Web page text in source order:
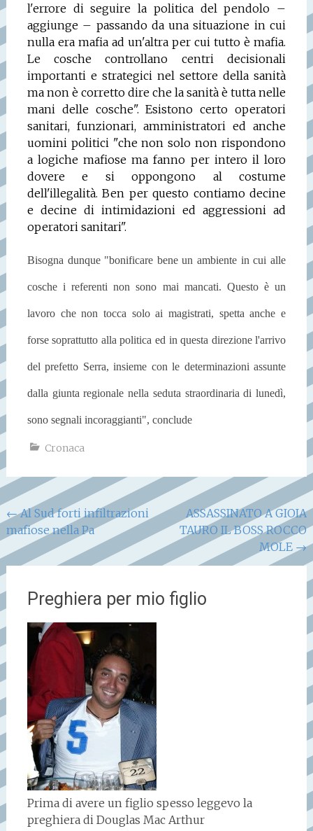
l'errore di seguire la politica del pendolo –
aggiunge – passando da una situazione in cui
nulla era mafia ad un'altra per cui tutto è mafia.
Le cosche controllano centri decisionali
importanti e strategici nel settore della sanità
ma non è corretto dire che la sanità è tutta nelle
mani delle cosche". Esistono certo operatori
sanitari, funzionari, amministratori ed anche
uomini politici "che non solo non rispondono
a logiche mafiose ma fanno per intero il loro
dovere e si oppongono al costume
dell'illegalità. Ben per questo contiamo decine
e decine di intimidazioni ed aggressioni ad
operatori sanitari".
Bisogna dunque "bonificare bene un ambiente in cui alle
cosche i referenti non sono mai mancati. Questo è un
lavoro che non tocca solo ai magistrati, spetta anche e
forse soprattutto alla politica ed in questa direzione l'arrivo
del prefetto Serra, insieme con le determinazioni assunte
dalla giunta regionale nella seduta straordinaria di lunedì,
sono segnali incoraggianti", conclude
Cronaca
Navigazione
articoli
←Al Sud forti infiltrazioni
mafiose nella Pa
ASSASSINATO A GIOIA
TAURO IL BOSS ROCCO
MOLE →
Preghiera per mio figlio
Prima di avere un figlio spesso leggevo la
preghiera di Douglas Mac Arthur